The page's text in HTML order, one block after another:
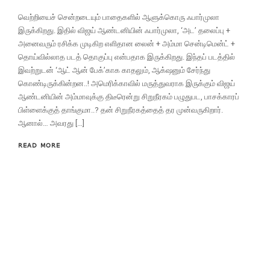
வெற்றியைச் சென்றடையும் பாதைகளில் ஆளுக்கொரு ஃபார்முலா
இருக்கிறது. இதில் விஜய் ஆண்டனியின் ஃபார்முலா, ‘அட’ தலைப்பு +
அனைவரும் ரசிக்க முடிகிற எளிதான லைன் + அம்மா சென்டிமென்ட் +
தொய்வில்லாத படத் தொகுப்பு என்பதாக இருக்கிறது. இந்தப் படத்தில்
இவற்றுடன் ‘ஆட் ஆன் பேக்’காக காதலும், ஆக்‌ஷனும் சேர்ந்து
கொண்டிருக்கின்றன..! அமெரிக்காவில் மருத்துவராக இருக்கும் விஜய்
ஆண்டனியின் அம்மாவுக்கு திடீரென்று சிறுநீரகம் பழுதுபட, பாசக்காரப்
பிள்ளைக்குத் தாங்குமா..? தன் சிறுநீரகத்தைத் தர முன்வருகிறார்.
ஆனால்… அவரது […]
READ MORE